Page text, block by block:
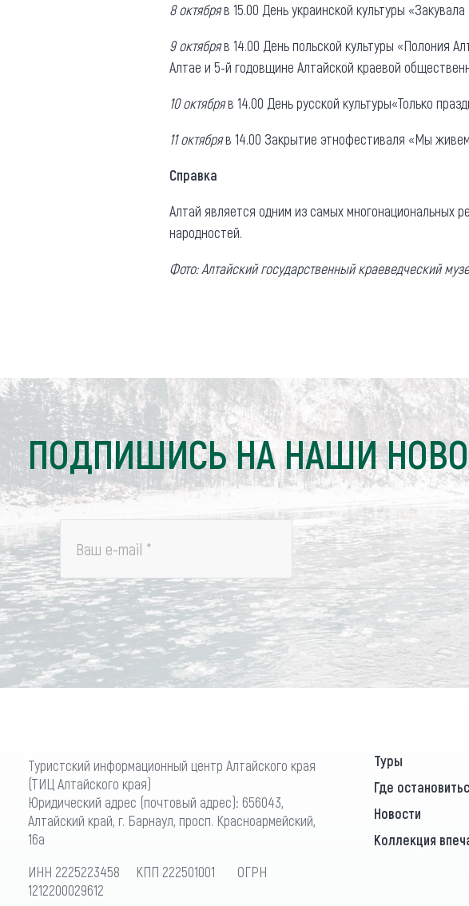
8 октябряв 15.00 День украинской культуры «Закувала
9 октябряв 14.00 День польской культуры «Полония
Алтае и 5-й годовщине Алтайской краевой
10 октябряв 14.00 День русской культуры«Только
11 октябряв 14.00 Закрытие этнофестиваля «Мы
Справка
Алтай является одним из самых многонациональных
народностей.
Фото: Алтайский государственный краеведческий
ПОДПИШИСЬ НА НАШИ
Ваш e-mail *
Туристский информационный центр Алтайского края
(ТИЦ Алтайского края)
Юридический адрес (почтовый адрес): 656043,
Алтайский край, г. Барнаул, просп. Красноармейский,
16а
ИНН 2225223458 КПП 222501001 ОГРН
1212200029612
Туры
Где
Новости
Коллекция